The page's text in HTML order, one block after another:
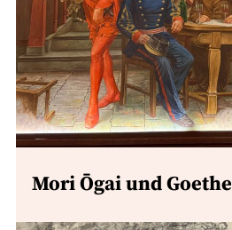
Mori Ōgai und Goethe